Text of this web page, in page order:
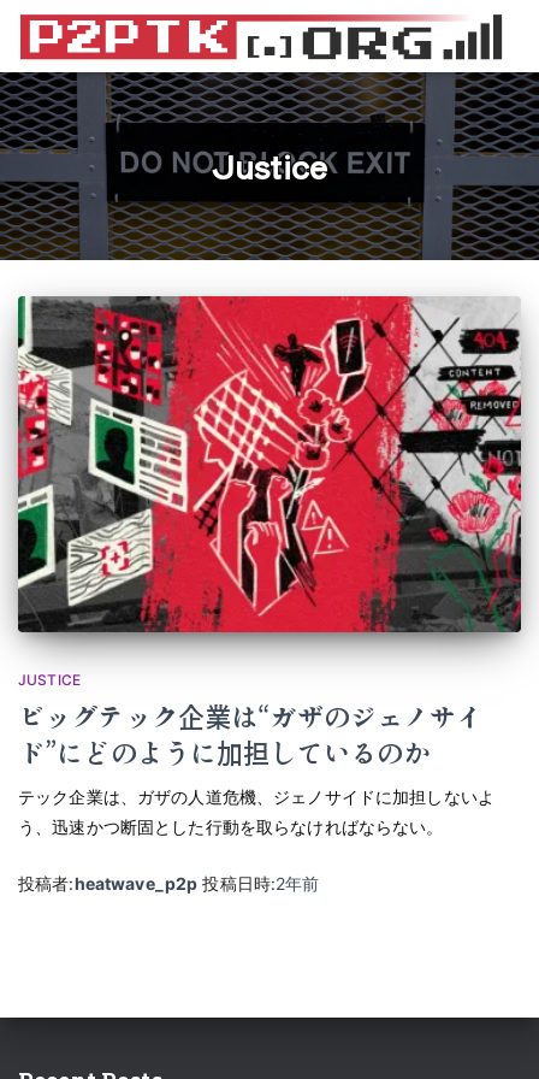
Justice
JUSTICE
ビッグテック企業は“ガザのジェノサイ
ド”にどのように加担しているのか
テック企業は、ガザの人道危機、ジェノサイドに加担しないよ
う、迅速かつ断固とした行動を取らなければならない。
投稿者:heatwave_p2p 投稿日時:2年前